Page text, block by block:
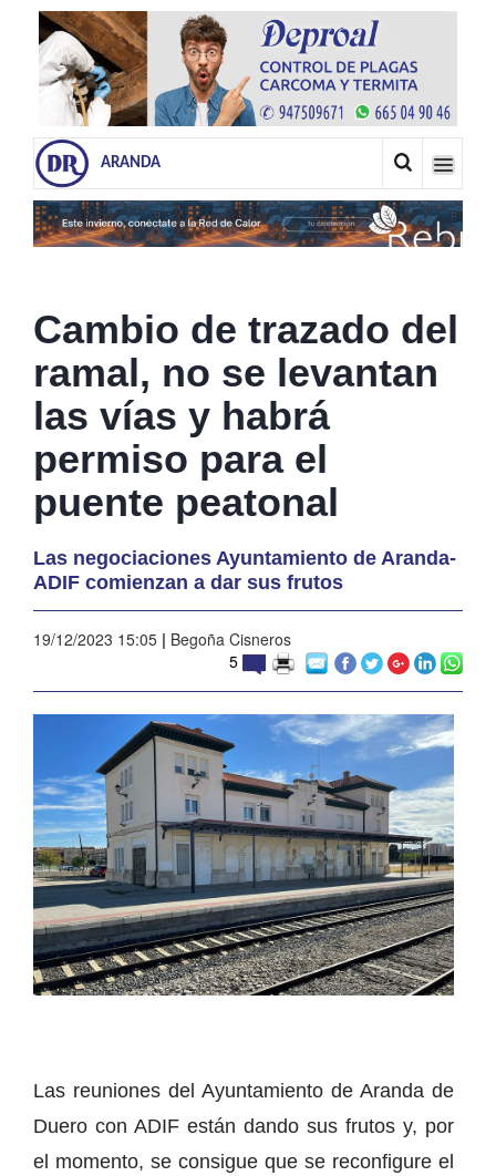
ARANDA
Cambio de trazado del
ramal, no se levantan
las vías y habrá
permiso para el
puente peatonal
Las negociaciones Ayuntamiento de Aranda-
ADIF comienzan a dar sus frutos
19/12/2023 15:05 | Begoña Cisneros
5
Las reuniones del Ayuntamiento de Aranda de
Duero con ADIF están dando sus frutos y, por
el momento, se consigue que se reconfigure el